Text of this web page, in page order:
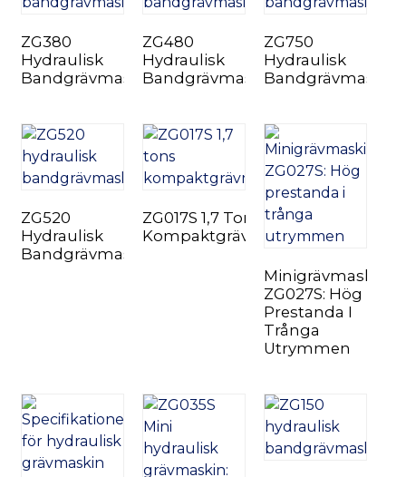
ZG380
Hydraulisk
Bandgrävmaskin
ZG480
Hydraulisk
Bandgrävmaskin
ZG750
Hydraulisk
Bandgrävmaskin
ZG520
Hydraulisk
Bandgrävmaskin
ZG017S 1,7 Tons
Kompaktgrävmaskin
Minigrävmaskin
ZG027S: Hög
Prestanda I
Trånga
Utrymmen